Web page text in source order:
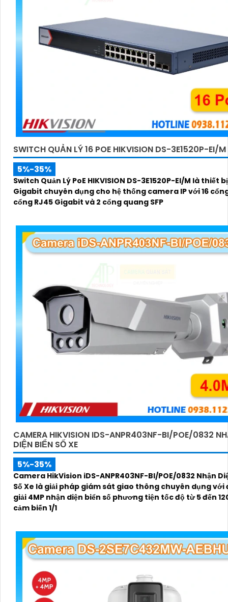
SWITCH QUẢN LÝ 16 POE HIKVISION DS-3E1520P-EI/M
5%-35%
Switch Quản Lý PoE HIKVISION DS-3E1520P-EI/M là thiết
Gigabit chuyên dụng cho hệ thống camera IP với 16
cổng RJ45 Gigabit và 2 cổng quang SFP
CAMERA HIKVISION IDS-ANPR403NF-BI/POE/0832
DIỆN BIỂN SỐ XE
5%-35%
Camera HikVision iDS-ANPR403NF-BI/POE/0832 Nhận
Số Xe là giải pháp giám sát giao thông chuyên dụng với
giải 4MP nhận diện biển số phương tiện tốc độ từ 5 đến
cảm biến 1/1